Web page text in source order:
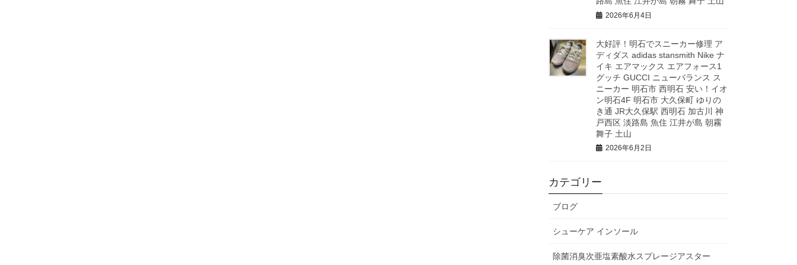
2026年6月4日
大好評！明石でスニーカー修理 ア
ディダス adidas stansmith Nike ナ
イキ エアマックス エアフォース1
グッチ GUCCI ニューバランス ス
ニーカー 明石市 西明石 安い！イオ
ン明石4F 明石市 大久保町 ゆりの
き通 JR大久保駅 西明石 加古川 神
戸西区 淡路島 魚住 江井が島 朝霧
舞子 土山
2026年6月2日
カテゴリー
ブログ
シューケア インソール
除菌消臭次亜塩素酸水スプレージアスター